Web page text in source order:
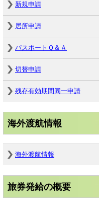
新規申請
居所申請
パスポートＱ＆Ａ
切替申請
残存有効期間同一申請
海外渡航情報
海外渡航情報
旅券発給の概要